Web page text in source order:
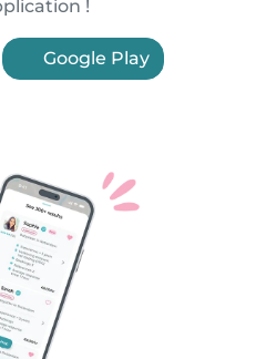
!
Google Play